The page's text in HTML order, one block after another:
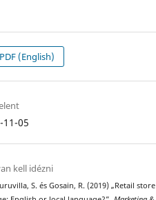
PDF (English)
11-05
kell idézni
S. és Gosain, R. (2019) „Retail store